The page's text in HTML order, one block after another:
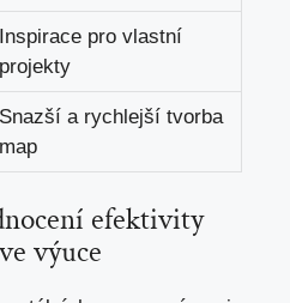
Inspirace pro vlastní
projekty
Snazší a rychlejší tvorba
map
efektivity
výuce